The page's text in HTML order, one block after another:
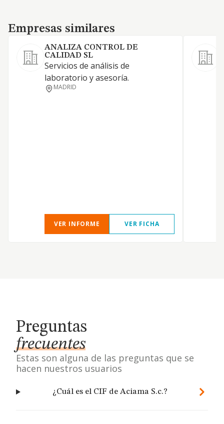
Empresas similares
Empresas similares
ANALIZA CONTROL DE
CALIDAD SL
Servicios de análisis de
laboratorio y asesoría.
MADRID
VER INFORME VER FICHA
Preguntas
frecuentes
Estas son alguna de las preguntas que se
hacen nuestros usuarios
¿Cuál es el CIF de Aciama S.c.?